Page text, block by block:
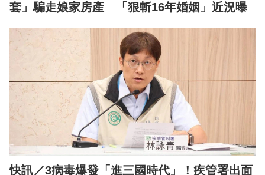
套」騙走娘家房產 「狠斬16年婚姻」近況曝
快訊／3病毒爆發「進三國時代」！疾管署出面